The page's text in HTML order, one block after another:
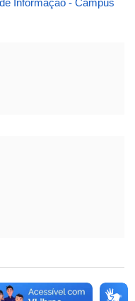
Informação - Campus
136